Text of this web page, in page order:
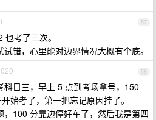
57
考了三次。
错，心里能对边界情况大概有个底。
58
科目三，早上 5 点到考场拿号，150
始考了，第一把忘记原因挂了。
，100 分靠边停好车了，然后我是第四